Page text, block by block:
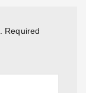
Required